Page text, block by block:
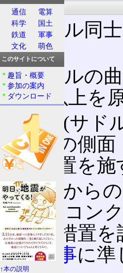
基本事項
ケーブル同
う。
ケーブルの
の6倍以上を
支持点(サ
造営材の側面
防護措置を
重量物から
る場合(コン
の防護措置
属管工事に準
通信
電算
科学
国土
鉄道
軍事
文化
萌色
このサイトについて
趣旨・概要
参加の案内
ダウンロード
↑本の説明